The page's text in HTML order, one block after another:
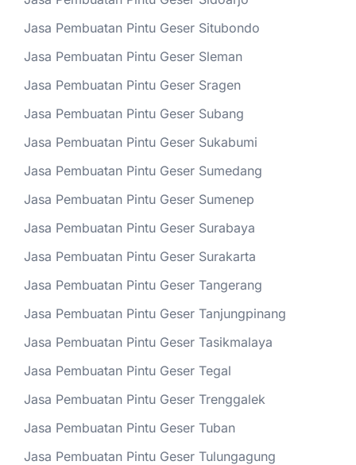
Jasa Pembuatan Pintu Geser Situbondo
Jasa Pembuatan Pintu Geser Sleman
Jasa Pembuatan Pintu Geser Sragen
Jasa Pembuatan Pintu Geser Subang
Jasa Pembuatan Pintu Geser Sukabumi
Jasa Pembuatan Pintu Geser Sumedang
Jasa Pembuatan Pintu Geser Sumenep
Jasa Pembuatan Pintu Geser Surabaya
Jasa Pembuatan Pintu Geser Surakarta
Jasa Pembuatan Pintu Geser Tangerang
Jasa Pembuatan Pintu Geser Tanjungpinang
Jasa Pembuatan Pintu Geser Tasikmalaya
Jasa Pembuatan Pintu Geser Tegal
Jasa Pembuatan Pintu Geser Trenggalek
Jasa Pembuatan Pintu Geser Tuban
Jasa Pembuatan Pintu Geser Tulungagung